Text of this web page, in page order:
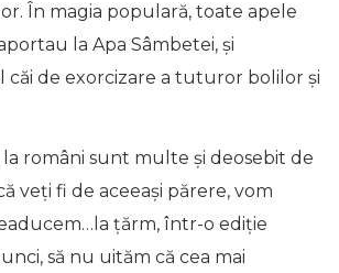
În magia populară, toate apele
la Apa Sâmbetei, şi
căi de exorcizare a tuturor bolilor şi
români sunt multe și deosebit de
veți fi de aceeași părere, vom
țărm, într-o ediție
să nu uităm că cea mai